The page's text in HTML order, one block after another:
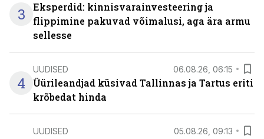
3
Eksperdid: kinnisvarainvesteering ja
flippimine pakuvad võimalusi, aga ära armu
sellesse
4
UUDISED 06.08.26, 06:15
Üürileandjad küsivad Tallinnas ja Tartus eriti
krõbedat hinda
UUDISED 05.08.26, 09:13